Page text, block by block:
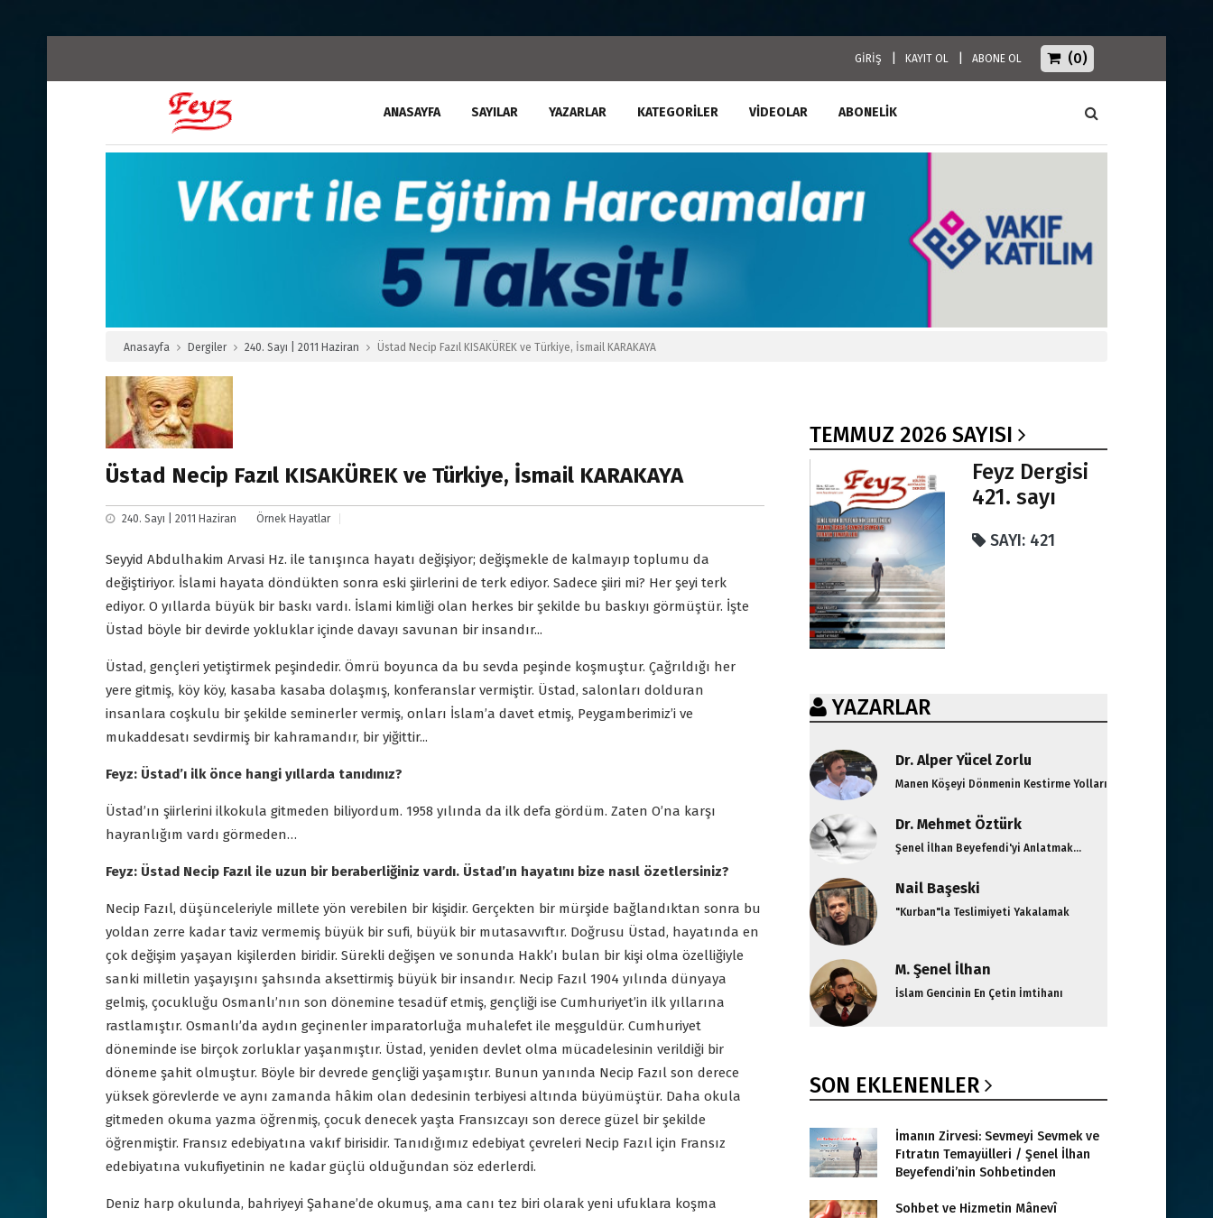
GİRİŞ KAYIT OL ABONE OL (0)
ANASAYFA SAYILAR YAZARLAR KATEGORILER VIDEOLAR ABONELİK
Anasayfa Dergiler 240. Sayı | 2011 Haziran Üstad Necip Fazıl KISAKÜREK ve Türkiye, İsmail KARAKAYA
Üstad Necip Fazıl KISAKÜREK ve Türkiye, İsmail KARAKAYA
240. Sayı | 2011 Haziran Örnek Hayatlar
Seyyid Abdulhakim Arvasi Hz. ile tanışınca hayatı değişiyor; değişmekle de kalmayıp toplumu da
değiştiriyor. İslami hayata döndükten sonra eski şiirlerini de terk ediyor. Sadece şiiri mi? Her şeyi terk
ediyor. O yıllarda büyük bir baskı vardı. İslami kimliği olan herkes bir şekilde bu baskıyı görmüştür. İşte
Üstad böyle bir devirde yokluklar içinde davayı savunan bir insandır...
Üstad, gençleri yetiştirmek peşindedir. Ömrü boyunca da bu sevda peşinde koşmuştur. Çağrıldığı her
yere gitmiş, köy köy, kasaba kasaba dolaşmış, konferanslar vermiştir. Üstad, salonları dolduran
insanlara coşkulu bir şekilde seminerler vermiş, onları İslam’a davet etmiş, Peygamberimiz’i ve
mukaddesatı sevdirmiş bir kahramandır, bir yiğittir...
Feyz: Üstad’ı ilk önce hangi yıllarda tanıdınız?
Üstad’ın şiirlerini ilkokula gitmeden biliyordum. 1958 yılında da ilk defa gördüm. Zaten O’na karşı
hayranlığım vardı görmeden…
Feyz: Üstad Necip Fazıl ile uzun bir beraberliğiniz vardı. Üstad’ın hayatını bize nasıl özetlersiniz?
Necip Fazıl, düşünceleriyle millete yön verebilen bir kişidir. Gerçekten bir mürşide bağlandıktan sonra bu
yoldan zerre kadar taviz vermemiş büyük bir sufi, büyük bir mutasavvıftır. Doğrusu Üstad, hayatında en
çok değişim yaşayan kişilerden biridir. Sürekli değişen ve sonunda Hakk’ı bulan bir kişi olma özelliğiyle
sanki milletin yaşayışını şahsında aksettirmiş büyük bir insandır. Necip Fazıl 1904 yılında dünyaya
gelmiş, çocukluğu Osmanlı’nın son dönemine tesadüf etmiş, gençliği ise Cumhuriyet’in ilk yıllarına
rastlamıştır. Osmanlı’da aydın geçinenler imparatorluğa muhalefet ile meşguldür. Cumhuriyet
döneminde ise birçok zorluklar yaşanmıştır. Üstad, yeniden devlet olma mücadelesinin verildiği bir
döneme şahit olmuştur. Böyle bir devrede gençliği yaşamıştır. Bunun yanında Necip Fazıl son derece
yüksek görevlerde ve aynı zamanda hâkim olan dedesinin terbiyesi altında büyümüştür. Daha okula
gitmeden okuma yazma öğrenmiş, çocuk denecek yaşta Fransızcayı son derece güzel bir şekilde
öğrenmiştir. Fransız edebiyatına vakıf birisidir. Tanıdığımız edebiyat çevreleri Necip Fazıl için Fransız
edebiyatına vukufiyetinin ne kadar güçlü olduğundan söz ederlerdi.
Deniz harp okulunda, bahriyeyi Şahane’de okumuş, ama canı tez biri olarak yeni ufuklara koşma
TEMMUZ 2026 SAYISI
Feyz Dergisi
421. sayı
SAYI: 421
YAZARLAR
Dr. Alper Yücel Zorlu
Manen Köşeyi Dönmenin Kestirme Yolları
Dr. Mehmet Öztürk
Şenel İlhan Beyefendi'yi Anlatmak...
Nail Başeski
"Kurban"la Teslimiyeti Yakalamak
M. Şenel İlhan
İslam Gencinin En Çetin İmtihanı
SON EKLENENLER
İmanın Zirvesi: Sevmeyi Sevmek ve
Fıtratın Temayülleri / Şenel İlhan
Beyefendi’nin Sohbetinden
Sohbet ve Hizmetin Mânevî